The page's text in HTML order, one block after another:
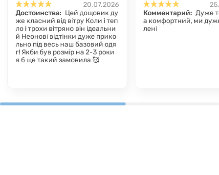
20.07.2026
Достоинства: Цей дощовик ду
же класний від вітру Коли і теп
ло і трохи вітряно він ідеальни
й Неонові відтінки дуже прико
льно під весь наш базовий одя
г! Якби був розмір на 2-3 роки
я б ще такий замовила 🥰
Комментарий: Дуже
а комфортний, ми
лені